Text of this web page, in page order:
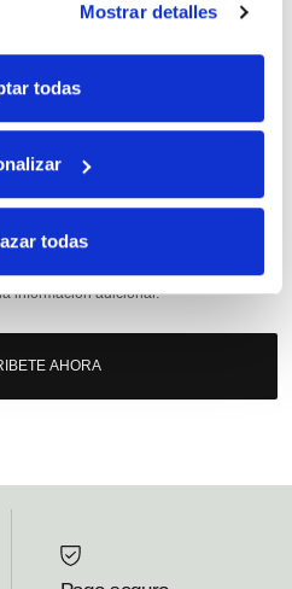
Mostrar detalles
todas
todas
S.A. Finalidad: tratamientos con
destinatarios: proveedor de
información adicional.
AHORA